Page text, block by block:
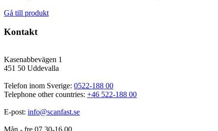
Gå till produkt
Kontakt
Kasenabbevägen 1
451 50 Uddevalla
Telefon inom Sverige: 0522-188 00
Telephone other countries: +46 522-188 00
E-post: info@scanfast.se
Mån - fre 07.30-16.00